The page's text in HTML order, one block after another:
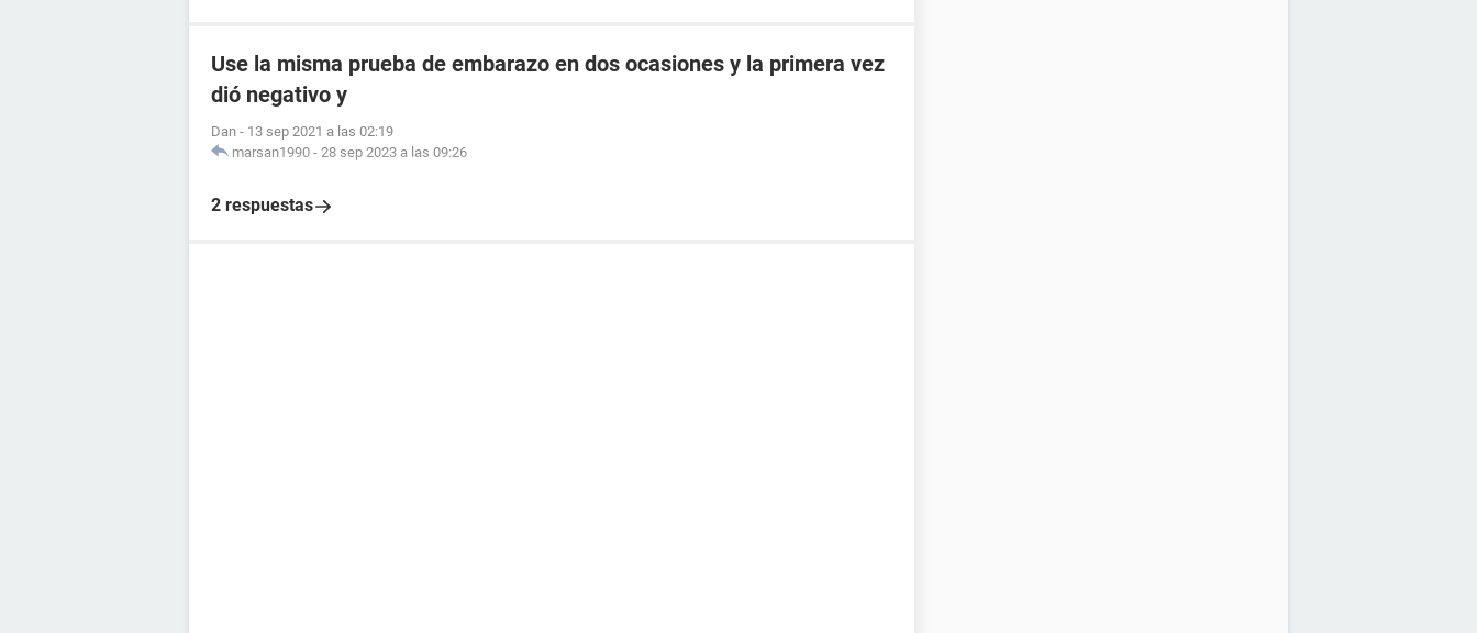
Use la misma prueba de embarazo en dos ocasiones y la primera vez
dió negativo y
Dan - 13 sep 2021 a las 02:19
marsan1990 - 28 sep 2023 a las 09:26
2 respuestas